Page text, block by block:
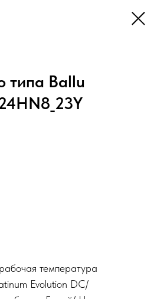
типа Ballu
температура
Evolution DC/